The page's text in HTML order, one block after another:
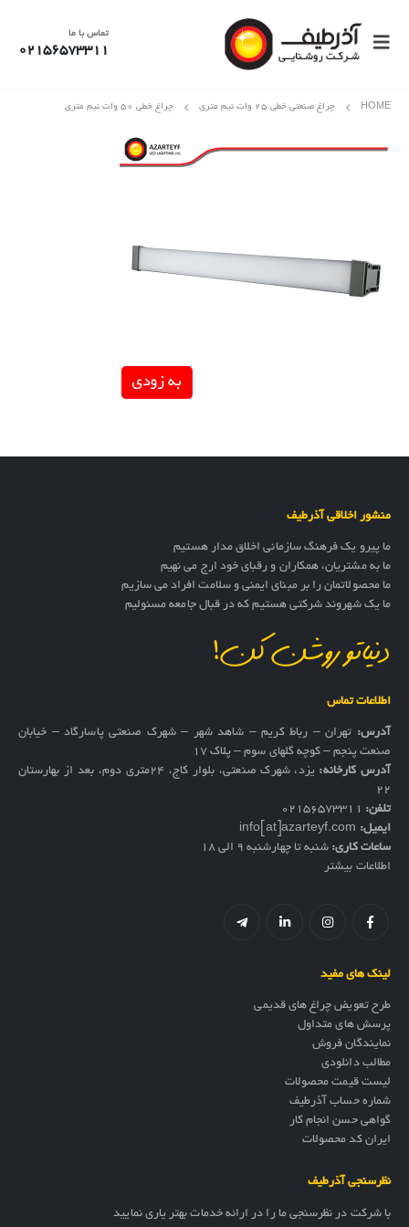
تماس با ما
02156573311
HOME چراغ صنعتی خطی 25 وات نیم متری چراغ خطی ۵۰ وات نیم متری
منشور اخلاقی آذرطیف
ما پیرو یک فرهنگ سازمانی اخلاق مدار هستیم
ما به مشتریان، همکاران و رقبای خود ارج می نهیم
ما محصولاتمان را بر مبنای ایمنی و سلامت افراد می سازیم
ما یک شهروند شرکتی هستیم که در قبال جامعه مسئولیم
دنیاتو روشن کن!
اطلاعات تماس
آدرس: تهران – رباط کریم – شاهد شهر – شهرک صنعتی پاسارگاد – خیابان
صنعت پنجم – کوچه گلهای سوم – پلاک 17
آدرس کارخانه:
یزد، شهرک صنعتی، بلوار کاج، ۲۴متری دوم، بعد از بهارستان
۲۲
تلفن: 02156573311
ایمیل: info[at]azarteyf.com
ساعات کاری: شنبه تا چهارشنبه 9 الی 18
اطلاعات بیشتر
لینک های مفید
طرح تعویض چراغ های قدیمی
پرسش های متداول
نمایندگان فروش
مطالب دانلودی
لیست قیمت محصولات
شماره حساب آذرطیف
گواهی حسن انجام کار
ایران کد محصولات
نظرسنجی آذرطیف
با شرکت در نظرسنجی ما را در ارائه خدمات بهتر یاری نمایید